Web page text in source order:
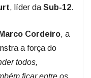
a força do
todos,
ficar entre os
, afirma. Marco,